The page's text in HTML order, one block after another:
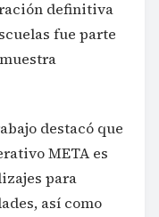
definitiva
fue parte
destacó que
META es
para
así como